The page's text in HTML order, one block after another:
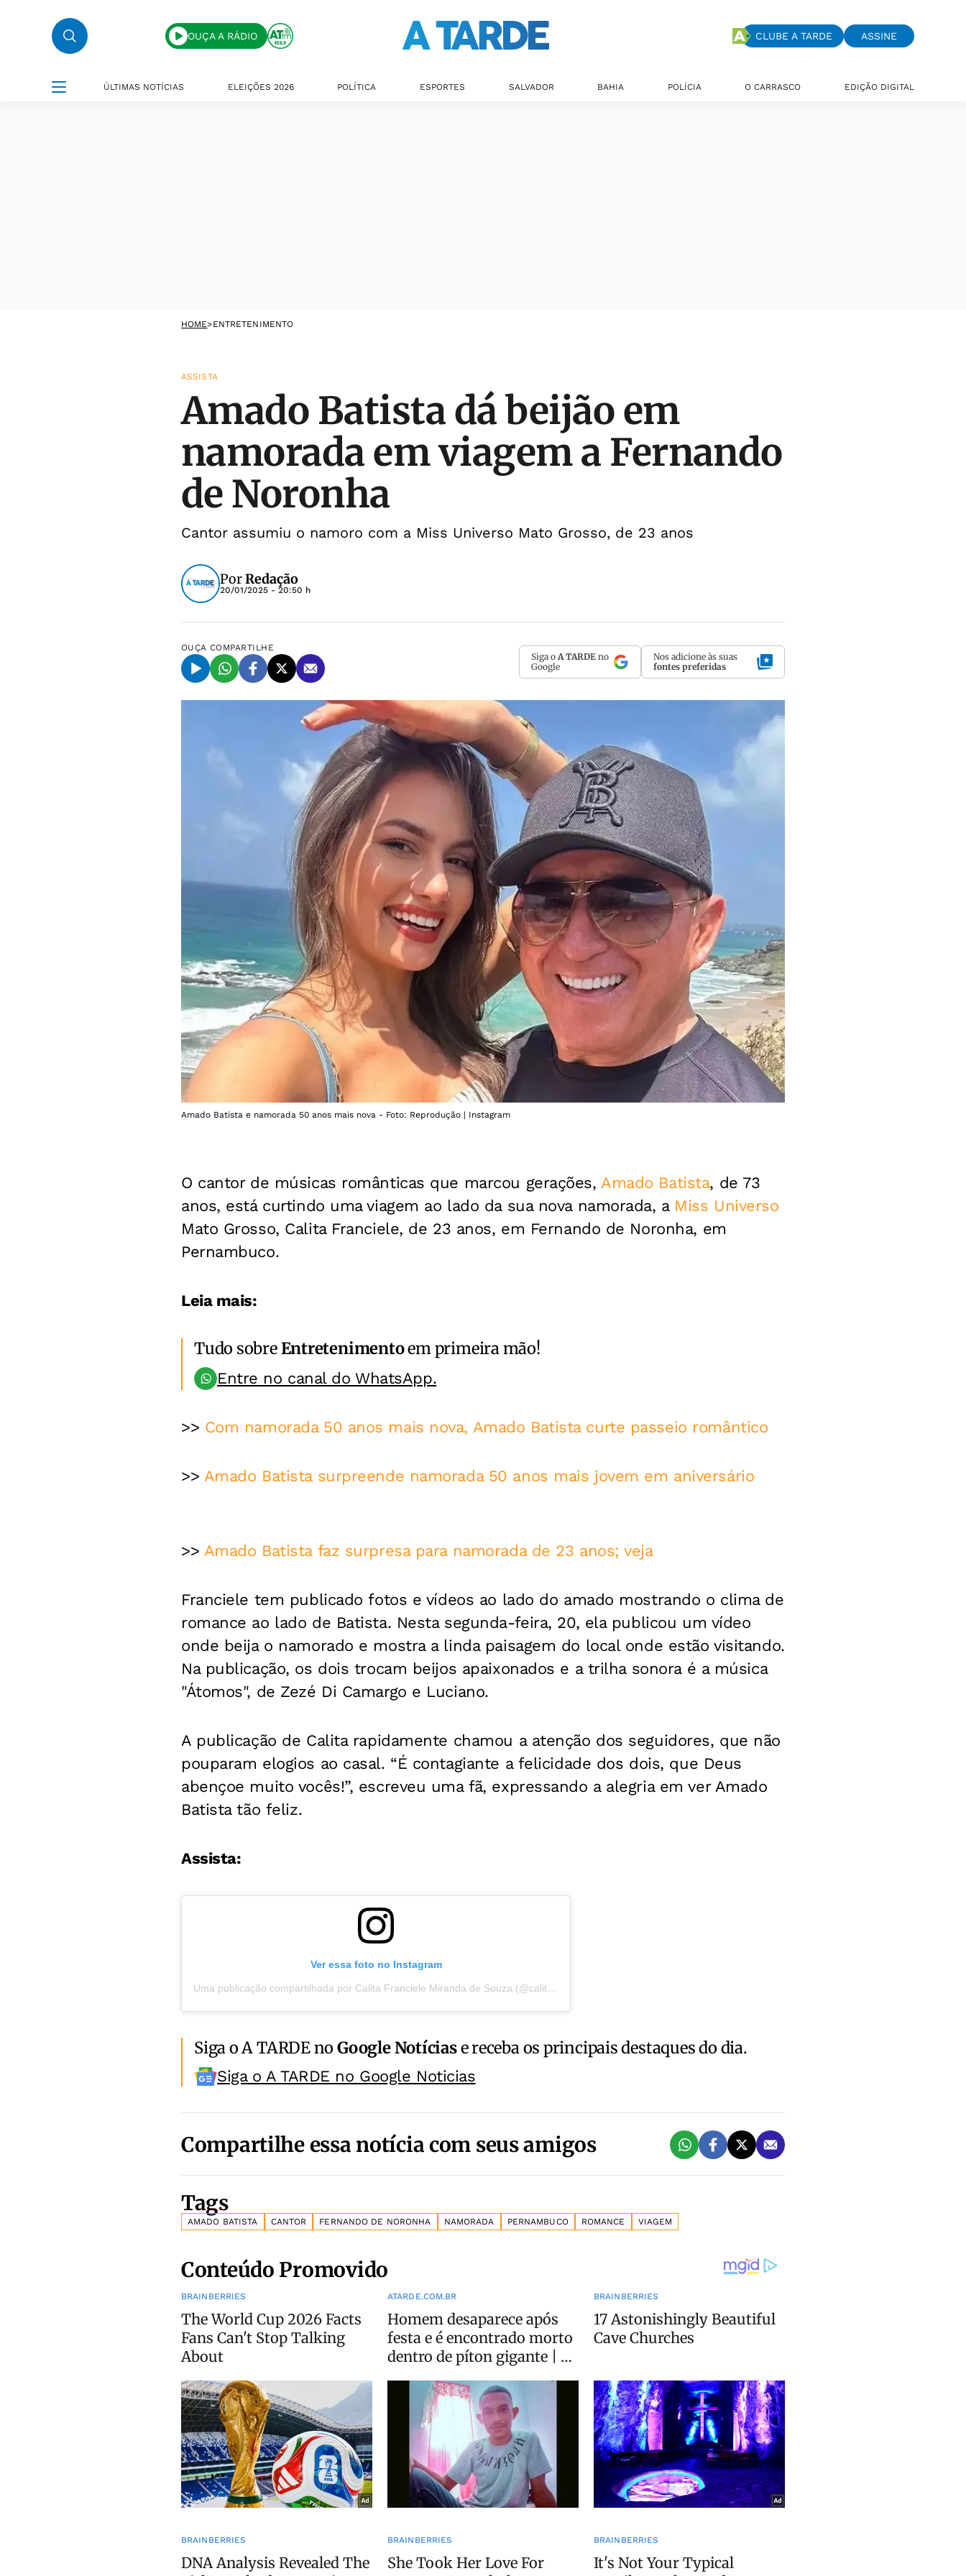
OUÇA A RÁDIO CLUBE A TARDE ASSINE
ÚLTIMAS NOTÍCIAS ELEIÇÕES 2026 POLÍTICA ESPORTES SALVADOR BAHIA POLÍCIA O CARRASCO EDIÇÃO DIGITAL
HOME>ENTRETENIMENTO
ASSISTA
Amado Batista dá beijão em
namorada em viagem a Fernando
de Noronha
Cantor assumiu o namoro com a Miss Universo Mato Grosso, de 23 anos
PorRedação
20/01/2025 - 20:50 h
OUÇA COMPARTILHE
Siga o A TARDE no
Google
Nos adicione às suas
fontes preferidas
Amado Batista e namorada 50 anos mais nova - Foto: Reprodução | Instagram
O cantor de músicas românticas que marcou gerações,Amado Batista, de 73
anos, está curtindo uma viagem ao lado da sua nova namorada, a Miss Universo
Mato Grosso, Calita Franciele, de 23 anos, em Fernando de Noronha, em
Pernambuco.
Leia mais:
Tudo sobreEntretenimentoem primeira mão!
Entre no canal do WhatsApp.
>> Com namorada 50 anos mais nova, Amado Batista curte passeio romântico
>> Amado Batista surpreende namorada 50 anos mais jovem em aniversário
>> Amado Batista faz surpresa para namorada de 23 anos; veja
Franciele tem publicado fotos e vídeos ao lado do amado mostrando o clima de
romance ao lado de Batista. Nesta segunda-feira, 20, ela publicou um vídeo
onde beija o namorado e mostra a linda paisagem do local onde estão visitando.
Na publicação, os dois trocam beijos apaixonados e a trilha sonora é a música
"Átomos", de Zezé Di Camargo e Luciano.
A publicação de Calita rapidamente chamou a atenção dos seguidores, que não
pouparam elogios ao casal. “É contagiante a felicidade dos dois, que Deus
abençoe muito vocês!”, escreveu uma fã, expressando a alegria em ver Amado
Batista tão feliz.
Assista:
Ver essa foto no Instagram
Siga o A TARDE noGoogle Notíciase receba os principais destaques do dia.
Siga o A TARDE no Google Noticias
Compartilhe essa notícia com seus amigos
Tags
AMADO BATISTA CANTOR FERNANDO DE NORONHA NAMORADA PERNAMBUCO ROMANCE VIAGEM